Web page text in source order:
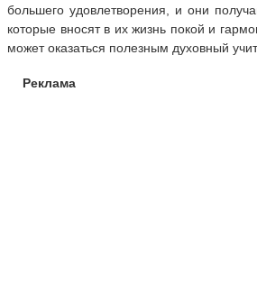
большего удовлетворения, и они
которые вносят в их жизнь покой и
может оказаться полезным духовный
Реклама